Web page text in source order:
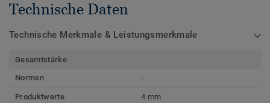
Technische Daten
Technische Merkmale & Leistungsmerkmale
Gesamtstärke
Normen
-
Produktwerte 4 mm